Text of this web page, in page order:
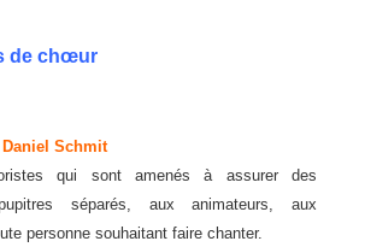
de chœur
Schmit
qui sont amenés à assurer des
séparés, aux animateurs, aux
personne souhaitant faire chanter.